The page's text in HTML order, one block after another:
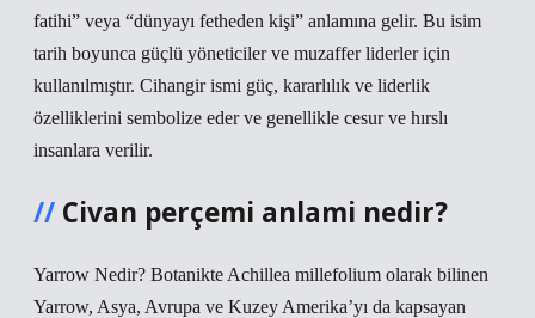
fatihi” veya “dünyayı fetheden kişi” anlamına gelir. Bu isim
tarih boyunca güçlü yöneticiler ve muzaffer liderler için
kullanılmıştır. Cihangir ismi güç, kararlılık ve liderlik
özelliklerini sembolize eder ve genellikle cesur ve hırslı
insanlara verilir.
Civan perçemi anlami nedir?
Yarrow Nedir? Botanikte Achillea millefolium olarak bilinen
Yarrow, Asya, Avrupa ve Kuzey Amerika’yı da kapsayan